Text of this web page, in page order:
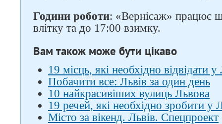
Години роботи: «Вернісаж» працює
влітку та до 17:00 взимку.
Вам також може бути цікаво
19 місць, які необхідно відвідати у
Побачити все: Львів за один день
10 найкрасивіших вулиць Львова
19 речей, які необхідно зробити у
Місто за вікенд. Львів. Спецпроект